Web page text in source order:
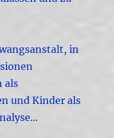
in
als
und Kinder als